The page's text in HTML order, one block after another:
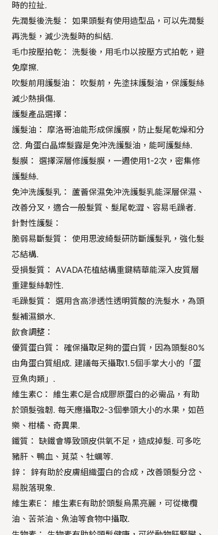
時的拉扯.
先潤髮後洗髮： 如果頭髮有使用造型品，可以先潤髮
再洗髮，減少洗髮時的糾結.
毛巾按壓拍乾： 洗髮後，用毛巾以按壓方式拍乾，避
免摩擦.
吹髮前用護髮油： 吹髮前，先塗抹護髮油，保護髮絲
減少熱損傷.
護髮產品選擇：
護髮油： 摩洛哥油能形成保護膜，防止髮尾乾燥和分
岔. 角蛋白晶燦髮露是免沖洗護髮油，能呵護髮絲.
髮膜： 選擇深層修護髮膜，一週使用1-2次，密集修
護髮絲.
免沖洗護髮乳： 蘆薈保濕免沖洗護髮乳能深層保濕、
改善分叉，適合一般髮質、髮尾乾澀、容易毛躁者.
針對性護髮：
脆弱易斷髮質： 使用思波綺髮研防斷護髮乳，強化髮
芯結構.
受損髮質： AVADA花植結構重鍵精華能深入皮質層
重建髮絲韌性.
毛躁髮質： 選用含高滲透性透明質酸的洗髮水，為頭
髮補濕鎖水.
飲食調整：
優質蛋白質： 確保攝取足夠的蛋白質，因為頭髮80%
由角蛋白質組成. 建議每天攝取1.5個手掌大小的「蛋
豆魚肉類」.
維生素C： 維生素C是合成膠原蛋白的必需品，有助
於頭髮強韌. 每天應攝取2-3個拳頭大小的水果，如芭
樂、柑橘、奇異果.
鐵質： 缺鐵會導致頭皮供氧不足，造成掉髮. 可多吃
豬肝、鴨血、莧菜、牡蠣等.
鋅： 鋅有助於皮膚組織蛋白的合成，改善頭髮分岔、
易脫落現象.
維生素E： 維生素E有助於頭髮烏黑亮麗，可從橄欖
油、苦茶油、魚油等食物中攝取.